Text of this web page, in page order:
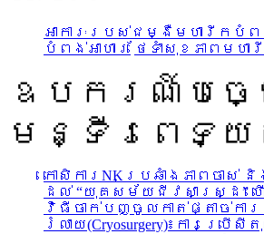
អាការៈរបស់ជម្ងឺមហារីកបំពង់
បំពង់អាហារ ថែទាំសុខភាពមហា
ឧបករណ៍បច្ច
មន្ទីរពេទ្យ
កោសិការNKប្រឆាំងភាពចា
ដល់ “យុគសម័យជីវសាស្រ្ដ” ហ
វិធីចាក់បញ្ចូលកាត់ផ្តាច់កា
រំលាយ(Cryosurgery)៖ការ